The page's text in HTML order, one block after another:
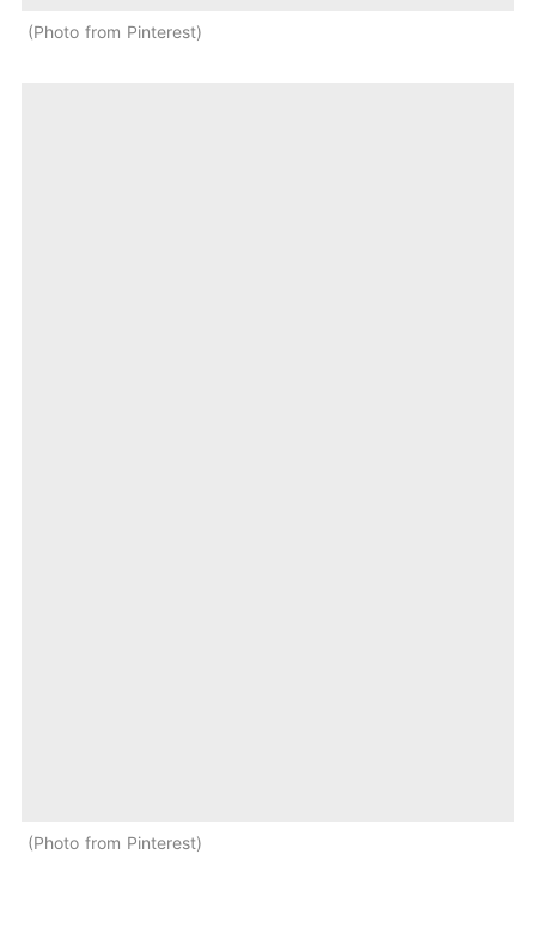
Photo from Pinterest
Photo from Pinterest